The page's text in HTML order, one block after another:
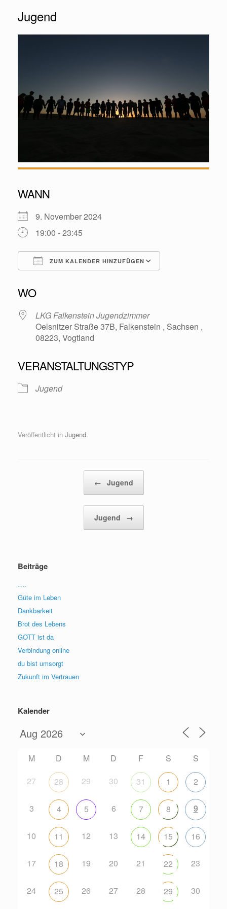
Jugend
WANN
9. November 2024
19:00 - 23:45
ZUM KALENDER HINZUFÜGEN
WO
LKG Falkenstein Jugendzimmer
Oelsnitzer Straße 37B, Falkenstein , Sachsen ,
08223, Vogtland
VERANSTALTUNGSTYP
Jugend
Veröffentlicht in Jugend.
← Jugend
Jugend →
Beiträge
….
Güte im Leben
Dankbarkeit
Brot des Lebens
GOTT ist da
Verbindung online
du bist umsorgt
Zukunft im Vertrauen
Kalender
M D M D F S
S
27
28 29 30 31 1 2
3 4 5 6 7 8 9
10 11 12 13 14 15 16
17 18 19 20 21 22 23
24 25 26 27 28 29 30